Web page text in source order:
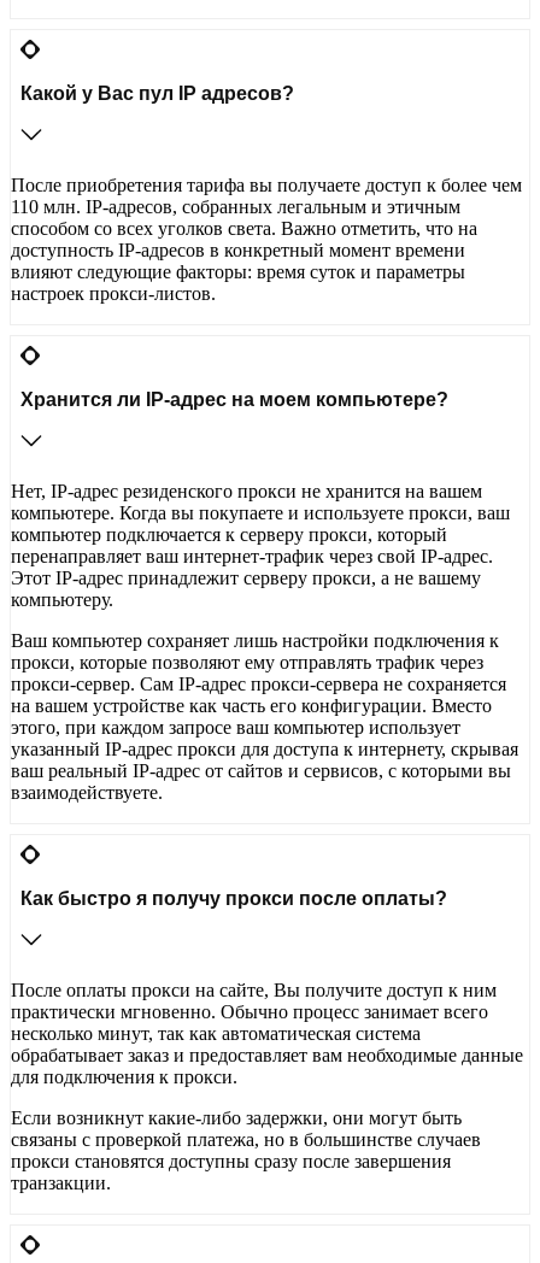
Какой у Вас пул IP адресов?
После приобретения тарифа вы получаете доступ к более чем
110 млн. IP-адресов, собранных легальным и этичным
способом со всех уголков света. Важно отметить, что на
доступность IP-адресов в конкретный момент времени
влияют следующие факторы: время суток и параметры
настроек прокси-листов.
Хранится ли IP-адрес на моем компьютере?
Нет, IP-адрес резиденского прокси не хранится на вашем
компьютере. Когда вы покупаете и используете прокси, ваш
компьютер подключается к серверу прокси, который
перенаправляет ваш интернет-трафик через свой IP-адрес.
Этот IP-адрес принадлежит серверу прокси, а не вашему
компьютеру.
Ваш компьютер сохраняет лишь настройки подключения к
прокси, которые позволяют ему отправлять трафик через
прокси-сервер. Сам IP-адрес прокси-сервера не сохраняется
на вашем устройстве как часть его конфигурации. Вместо
этого, при каждом запросе ваш компьютер использует
указанный IP-адрес прокси для доступа к интернету, скрывая
ваш реальный IP-адрес от сайтов и сервисов, с которыми вы
взаимодействуете.
Как быстро я получу прокси после оплаты?
После оплаты прокси на сайте, Вы получите доступ к ним
практически мгновенно. Обычно процесс занимает всего
несколько минут, так как автоматическая система
обрабатывает заказ и предоставляет вам необходимые данные
для подключения к прокси.
Если возникнут какие-либо задержки, они могут быть
связаны с проверкой платежа, но в большинстве случаев
прокси становятся доступны сразу после завершения
транзакции.